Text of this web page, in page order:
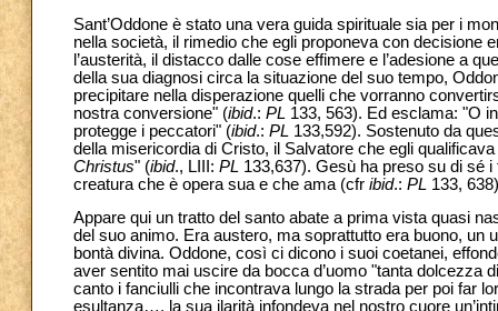
Sant’Oddone è stato una vera guida spirituale sia per i
nella società, il rimedio che egli proponeva con decisione
l’austerità, il distacco dalle cose effimere e l’adesione a
della sua diagnosi circa la situazione del suo tempo,
precipitare nella disperazione quelli che vorranno
nostra conversione" (ibid.: PL 133, 563). Ed esclama: "O
protegge i peccatori" (ibid.: PL 133,592). Sostenuto da
della misericordia di Cristo, il Salvatore che egli
Christus" (ibid., LIII: PL 133,637). Gesù ha preso su di sé
creatura che è opera sua e che ama (cfr ibid.: PL 133,
Appare qui un tratto del santo abate a prima vista quasi
del suo animo. Era austero, ma soprattutto era buono, un
bontà divina. Oddone, così ci dicono i suoi coetanei,
aver sentito mai uscire da bocca d’uomo "tanta dolcezza
canto i fanciulli che incontrava lungo la strada per poi far
esultanza…, la sua ilarità infondeva nel nostro cuore